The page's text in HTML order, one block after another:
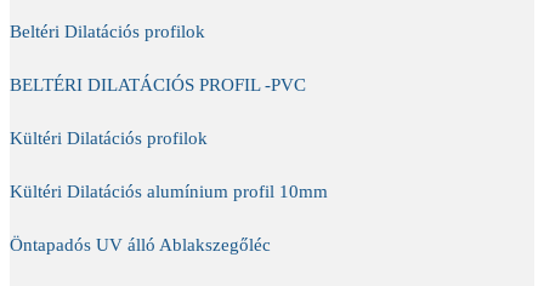
Beltéri Dilatációs profilok
BELTÉRI DILATÁCIÓS PROFIL -PVC
Kültéri Dilatációs profilok
Kültéri Dilatációs alumínium profil 10mm
Öntapadós UV álló Ablakszegőléc